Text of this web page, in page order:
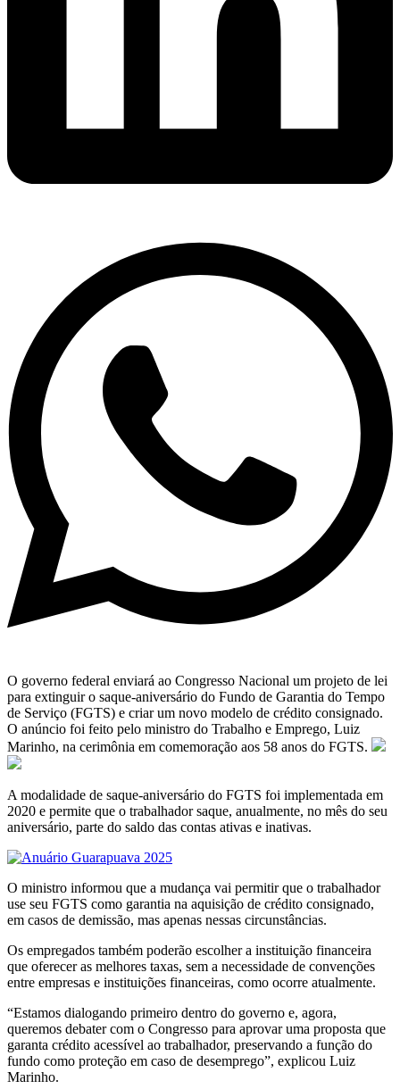
O governo federal enviará ao Congresso Nacional um projeto de lei
para extinguir o saque-aniversário do Fundo de Garantia do Tempo
de Serviço (FGTS) e criar um novo modelo de crédito consignado.
O anúncio foi feito pelo ministro do Trabalho e Emprego, Luiz
Marinho, na cerimônia em comemoração aos 58 anos do FGTS.
A modalidade de saque-aniversário do FGTS foi implementada em
2020 e permite que o trabalhador saque, anualmente, no mês do seu
aniversário, parte do saldo das contas ativas e inativas.
O ministro informou que a mudança vai permitir que o trabalhador
use seu FGTS como garantia na aquisição de crédito consignado,
em casos de demissão, mas apenas nessas circunstâncias.
Os empregados também poderão escolher a instituição financeira
que oferecer as melhores taxas, sem a necessidade de convenções
entre empresas e instituições financeiras, como ocorre atualmente.
“Estamos dialogando primeiro dentro do governo e, agora,
queremos debater com o Congresso para aprovar uma proposta que
garanta crédito acessível ao trabalhador, preservando a função do
fundo como proteção em caso de desemprego”, explicou Luiz
Marinho.